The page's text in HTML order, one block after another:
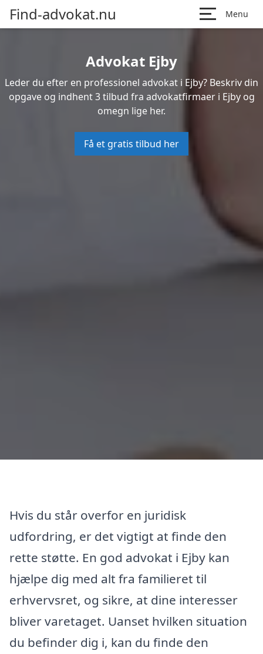
Find-advokat.nu Menu
Advokat Ejby
Leder du efter en professionel advokat i Ejby? Beskriv din
opgave og indhent 3 tilbud fra advokatfirmaer i Ejby og
omegn lige her.
Få et gratis tilbud her
Hvis du står overfor en juridisk
udfordring, er det vigtigt at finde den
rette støtte. En god advokat i Ejby kan
hjælpe dig med alt fra familieret til
erhvervsret, og sikre, at dine interesser
bliver varetaget. Uanset hvilken situation
du befinder dig i, kan du finde den